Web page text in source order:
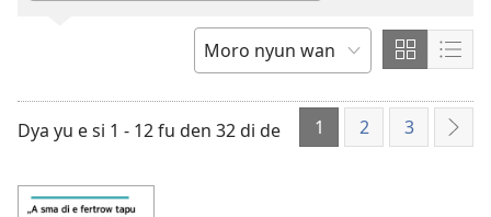
teki
wan
den
SUKU
Dya yu e si 1 - 12 fu den 32 di de 1 2 3